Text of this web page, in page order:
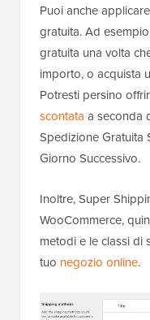
Puoi anche
gratuita. Ad
gratuita una volta
importo, o acquista
Potresti persino
scontata a seconda
Spedizione Gratuita
Giorno Successivo.
Inoltre, Super
WooCommerce,
metodi e le classi di
tuo negozio online.